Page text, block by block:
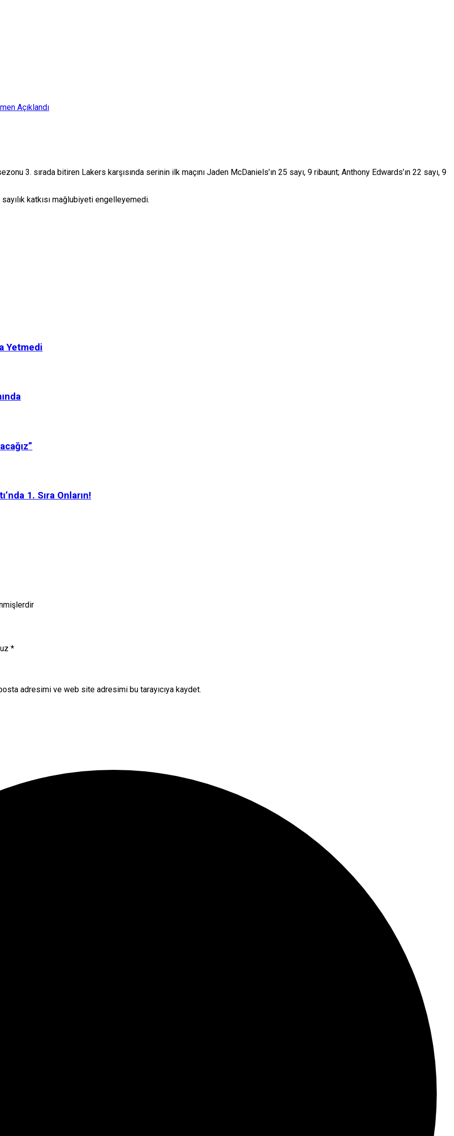
tıklayın.
Açıklandı
3. sırada bitiren Lakers karşısında serinin ilk maçını Jaden McDaniels’ın 25 sayı, 9 ribaunt; Anthony Edwards’ın 22 sayı, 9
katkısı mağlubiyeti engelleyemedi.
Yetmedi
1. Sıra Onların!
*
adresimi ve web site adresimi bu tarayıcıya kaydet.